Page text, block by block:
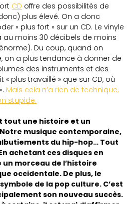
CD offre des possibilités de
plus élevé. On a donc
« plus fort » sur un CD. Le vinyle
au moins 30 décibels de moins
Du coup, quand on
on a plus tendance à donner de
des instruments et des
« plus travaillé » que sur CD, où
Mais cela n’a rien de technique,
stupide.
tout une histoire et un
musique contemporaine,
du hip-hop… Tout
achetant ces disques en
morceau de l’histoire
occidentale. De plus, le
de la pop culture. C’est
son nouveau succès.